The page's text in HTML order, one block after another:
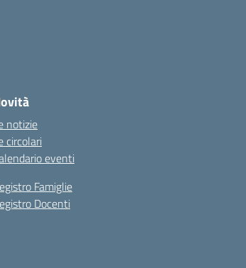
notizie
circolari
eventi
Famiglie
Docenti